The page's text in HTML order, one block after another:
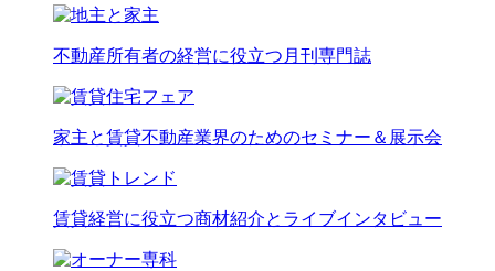
不動産所有者の経営に役立つ月刊専門誌
家主と賃貸不動産業界のためのセミナー＆展示会
賃貸経営に役立つ商材紹介とライブインタビュー